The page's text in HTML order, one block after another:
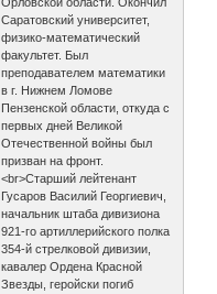
Саратовский университет,
физико-математический
факультет. Был
преподавателем математики
в г. Нижнем Ломове
Пензенской области, откуда с
первых дней Великой
Отечественной войны был
призван на фронт.
<br>Старший лейтенант
Гусаров Василий Георгиевич,
начальник штаба дивизиона
921-го артиллерийского полка
354-й стрелковой дивизии,
кавалер Ордена Красной
Звезды, геройски погиб